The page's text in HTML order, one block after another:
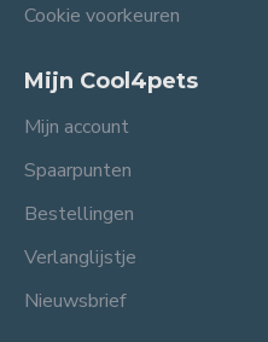
Cookie voorkeuren
Mijn Cool4pets
Mijn account
Spaarpunten
Bestellingen
Verlanglijstje
Nieuwsbrief